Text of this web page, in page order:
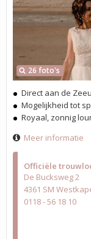
Officiële
De Bucksweg 2
4361 SM
0118 - 56 18 10
26 foto's
Direct aan de
Mogelijkheid tot
Royaal, zonnig
Meer informatie